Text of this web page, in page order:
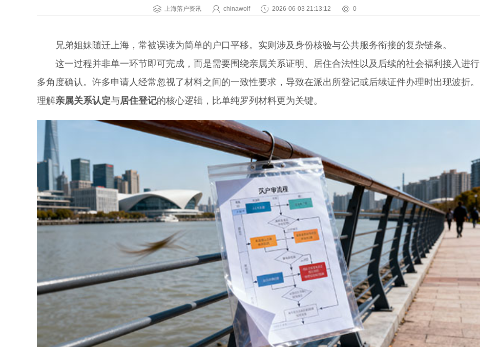
上海落户资讯 chinawolf 2026-06-03 21:13:12 0
兄弟姐妹随迁上海，常被误读为简单的户口平移。实则涉及身份核验与公共服务衔接的复杂链条。
这一过程并非单一环节即可完成，而是需要围绕亲属关系证明、居住合法性以及后续的社会福利接入进行
多角度确认。许多申请人经常忽视了材料之间的一致性要求，导致在派出所登记或后续证件办理时出现波折。
理解亲属关系认定与居住登记的核心逻辑，比单纯罗列材料更为关键。